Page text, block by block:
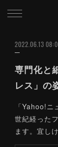
2022.06.13
専門化と
レス」の
「Yahoo!
世紀経った
ます。宜し